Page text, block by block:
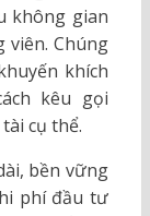
không gian
viên. Chúng
khích
kêu gọi
cụ thể.
bền vững
phí đầu tư